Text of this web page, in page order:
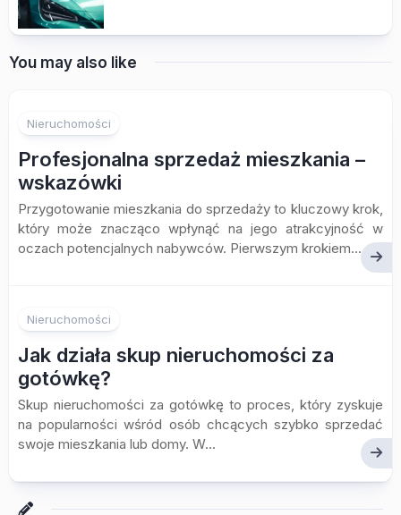
You may also like
Nieruchomości
Profesjonalna sprzedaż mieszkania –
wskazówki
Przygotowanie mieszkania do sprzedaży to kluczowy krok,
który może znacząco wpłynąć na jego atrakcyjność w
oczach potencjalnych nabywców. Pierwszym krokiem...
Nieruchomości
Jak działa skup nieruchomości za
gotówkę?
Skup nieruchomości za gotówkę to proces, który zyskuje
na popularności wśród osób chcących szybko sprzedać
swoje mieszkania lub domy. W...